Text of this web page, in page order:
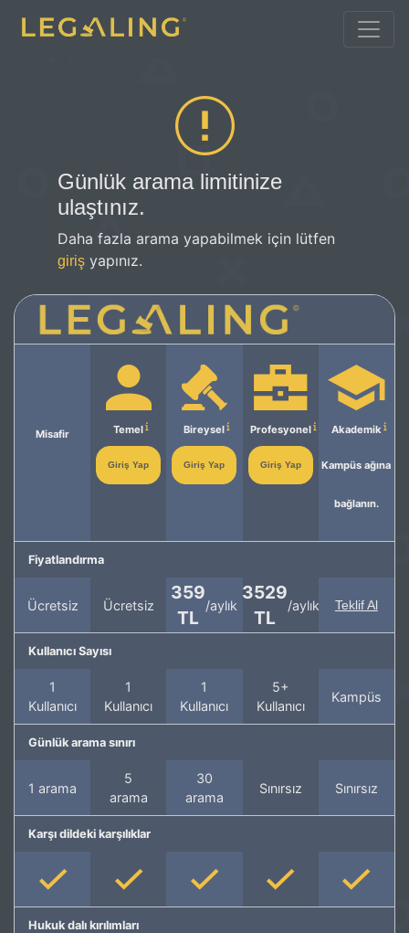
Günlük arama limitinize
ulaştınız.
Daha fazla arama yapabilmek için lütfen
giriş yapınız.
Misafir Temel
Giriş Yap
Bireysel
Giriş Yap
Profesyonel
Giriş Yap
Akademik
Kampüs ağına
bağlanın.
Fiyatlandırma
Ücretsiz Ücretsiz
359
TL
/aylık
3529
TL
/aylık Teklif Al
Kullanıcı Sayısı
1
Kullanıcı
1
Kullanıcı
1
Kullanıcı
5+
Kullanıcı
Kampüs
Günlük arama sınırı
1 arama
5
arama
30
arama
Sınırsız Sınırsız
Karşı dildeki karşılıklar
Hukuk dalı kırılımları